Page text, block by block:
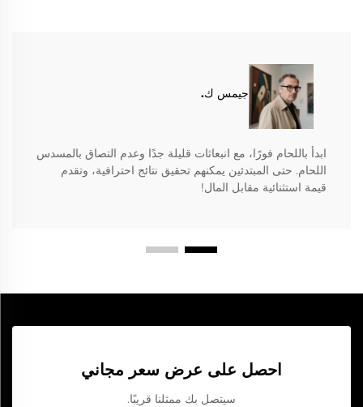
جيمس ك.
ابدأ باللحام فورًا، مع انبعاثات قليلة جدًا وعدم التصاق بالمسدس
اللحام. حتى المبتدئين يمكنهم تحقيق نتائج احترافية، وتقدم
قيمة استثنائية مقابل المال!
احصل على عرض سعر مجاني
سيتصل بك ممثلنا قريبًا.